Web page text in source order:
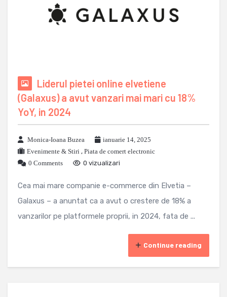
Liderul pietei online elvetiene
(Galaxus) a avut vanzari mai mari cu 18%
YoY, in 2024
Monica-Ioana Buzea
ianuarie 14, 2025
Evenimente & Stiri , Piata de comert electronic
0 Comments
0 vizualizari
Cea mai mare companie e-commerce din Elvetia –
Galaxus – a anuntat ca a avut o crestere de 18% a
vanzarilor pe platformele proprii, in 2024, fata de ...
Continue reading